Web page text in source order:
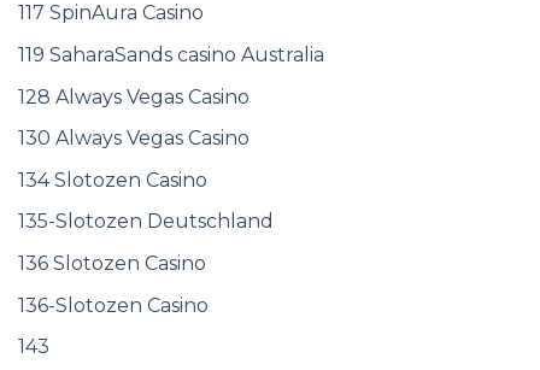
117 SpinAura Casino
119 SaharaSands casino Australia
128 Always Vegas Casino
130 Always Vegas Casino
134 Slotozen Casino
135-Slotozen Deutschland
136 Slotozen Casino
136-Slotozen Casino
143